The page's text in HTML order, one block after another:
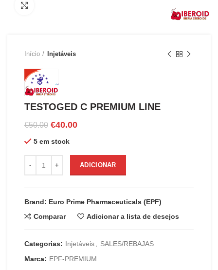
Início Injetáveis
TESTOGED C PREMIUM LINE
€50.00 O
original
era:
€50.00.
€40.00O
é:
€40.00.
5 em stock
ADICIONAR
Brand: Euro Prime Pharmaceuticals (EPF)
Comparar
Adicionar a lista de desejos
Categorias: Injetáveis
SALES/REBAJAS
Marca: EPF-PREMIUM